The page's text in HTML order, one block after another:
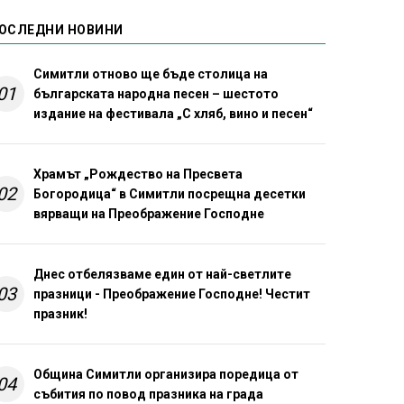
НОВИНИ
Симитли отново ще бъде столица на
българската народна песен – шестото
издание на фестивала „С хляб, вино и песен“
Храмът „Рождество на Пресвета
Богородица“ в Симитли посрещна десетки
вярващи на Преображение Господне
Днес отбелязваме един от най-светлите
празници - Преображение Господне! Честит
празник!
Община Симитли организира поредица от
събития по повод празника на града